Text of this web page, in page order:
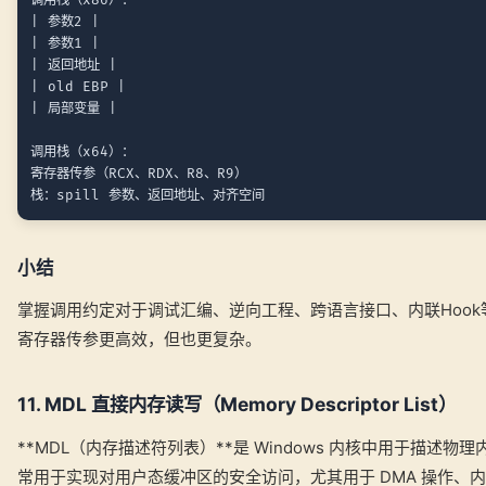
| 参数2 |
| 参数1 |
| 返回地址 |
| old EBP |
| 局部变量 |
调用栈（x64）：
寄存器传参（RCX、RDX、R8、R9）
小结
掌握调用约定对于调试汇编、逆向工程、跨语言接口、内联
寄存器传参更高效，但也更复杂。
11. MDL 直接内存读写（Memory Descriptor List）
**MDL（内存描述符列表）**是 Windows 内核中用于描述物理
常用于实现对用户态缓冲区的安全访问，尤其用于 DMA 操作、